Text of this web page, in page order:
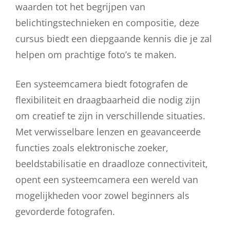
waarden tot het begrijpen van
belichtingstechnieken en compositie, deze
cursus biedt een diepgaande kennis die je zal
helpen om prachtige foto’s te maken.
Een systeemcamera biedt fotografen de
flexibiliteit en draagbaarheid die nodig zijn
om creatief te zijn in verschillende situaties.
Met verwisselbare lenzen en geavanceerde
functies zoals elektronische zoeker,
beeldstabilisatie en draadloze connectiviteit,
opent een systeemcamera een wereld van
mogelijkheden voor zowel beginners als
gevorderde fotografen.